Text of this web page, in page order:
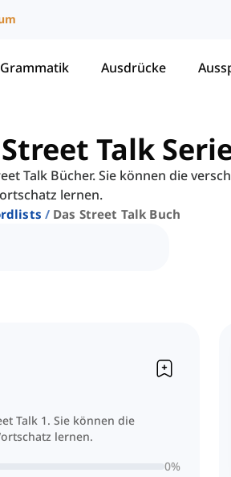
Grammatik Ausdrücke
Talk
Talk Bücher. Sie können die
lernen.
Das Street Talk Buch
Talk 1. Sie können die
lernen.
0%